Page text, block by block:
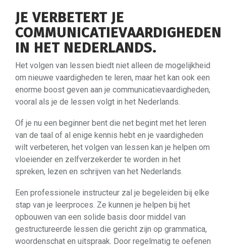
JE VERBETERT JE
COMMUNICATIEVAARDIGHEDEN
IN HET NEDERLANDS.
Het volgen van lessen biedt niet alleen de mogelijkheid
om nieuwe vaardigheden te leren, maar het kan ook een
enorme boost geven aan je communicatievaardigheden,
vooral als je de lessen volgt in het Nederlands.
Of je nu een beginner bent die net begint met het leren
van de taal of al enige kennis hebt en je vaardigheden
wilt verbeteren, het volgen van lessen kan je helpen om
vloeiender en zelfverzekerder te worden in het
spreken, lezen en schrijven van het Nederlands.
Een professionele instructeur zal je begeleiden bij elke
stap van je leerproces. Ze kunnen je helpen bij het
opbouwen van een solide basis door middel van
gestructureerde lessen die gericht zijn op grammatica,
woordenschat en uitspraak. Door regelmatig te oefenen